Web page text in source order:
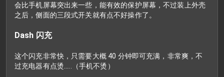
会比手机屏幕突出来一些，能有效的保护屏幕，不过装上外壳
之后，侧面的三段式开关就有点不好操作了。
Dash 闪充
这个闪充非常快，只需要大概 40 分钟即可充满，非常爽，不
过充电器有点烫.....（手机不烫）